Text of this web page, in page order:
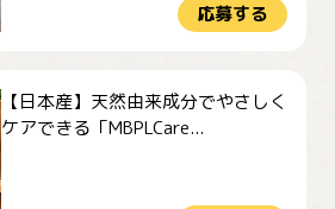
応募する
【日本産】天然由来成分でやさしく
ケアできる「MBPLCare...